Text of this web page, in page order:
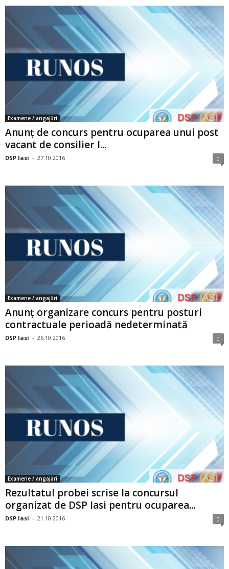
Examene / angajări
Anunț de concurs pentru ocuparea unui post
vacant de consilier I...
DSP Iasi - 27.10.2016 0
Examene / angajări
Anunț organizare concurs pentru posturi
contractuale perioadă nedeterminată
DSP Iasi - 26.10.2016 0
Examene / angajări
Rezultatul probei scrise la concursul
organizat de DSP Iasi pentru ocuparea...
DSP Iasi - 21.10.2016 0